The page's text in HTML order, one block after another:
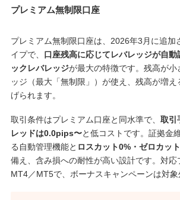
プレミアム無制限口座
プレミアム無制限口座は、2026年3月に追加
イプで、 口座残高に応じてレバレッジが自動
ックレバレッジが最大の特徴です。残高が小
ッジ（最大「無制限」）が使え、残高が増
げられます。
取引条件はプレミアム口座と同水準で、 取引
レッドは0.0pips〜と低コストです。証拠金
る自動管理機能と ロスカット0%・ゼロカッ
備え、含み損への耐性が高い設計です。対応
MT4／MT5で、ボーナスキャンペーンは対象